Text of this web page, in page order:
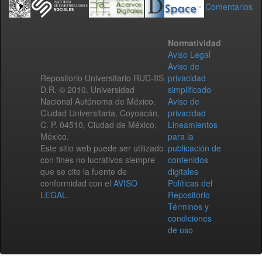
Comentarios
Repositorio Universitario RUD-IIS
D.R. © 2010. Universidad
Nacional Autónoma de México.
Ciudad Universitaria, Coyoacán,
C. P. 04510, Ciudad de México,
México.
Este sitio web puede ser utilizado
con fines no lucrativos siempre
que se cite la fuente de
conformidad con el AVISO
LEGAL.
Normatividad
Aviso Legal
Aviso de
privacidad
simplificado
Aviso de
privacidad
Lineamientos
para la
publicación de
contenidos
digitales
Políticas del
Repositorio
Términos y
condiciones
de uso